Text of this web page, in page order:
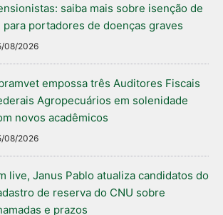
saiba mais sobre isenção de
para portadores de doenças graves
08/2026
empossa três Auditores Fiscais
Agropecuários em solenidade
novos acadêmicos
08/2026
live, Janus Pablo atualiza candidatos do
de reserva do CNU sobre
e prazos